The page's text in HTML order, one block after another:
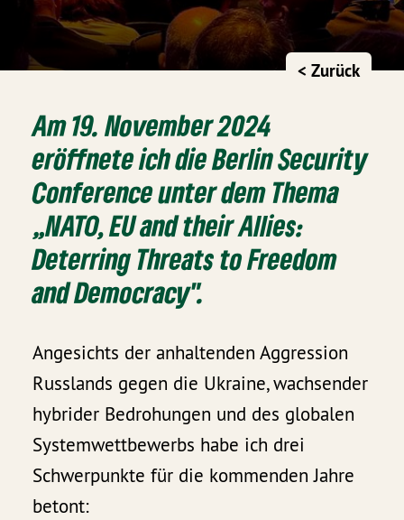
< Zurück
Am 19. November 2024
eröffnete ich die Berlin Security
Conference unter dem Thema
„NATO, EU and their Allies:
Deterring Threats to Freedom
and Democracy".
Angesichts der anhaltenden Aggression
Russlands gegen die Ukraine, wachsender
hybrider Bedrohungen und des globalen
Systemwettbewerbs habe ich drei
Schwerpunkte für die kommenden Jahre
betont: